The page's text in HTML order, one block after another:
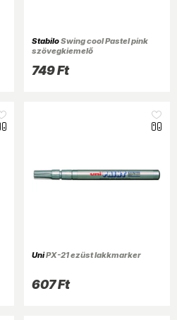
StabiloSwing cool Pastel pink
szövegkiemelő
749 Ft
UniPX-21 ezüst lakkmarker
607 Ft